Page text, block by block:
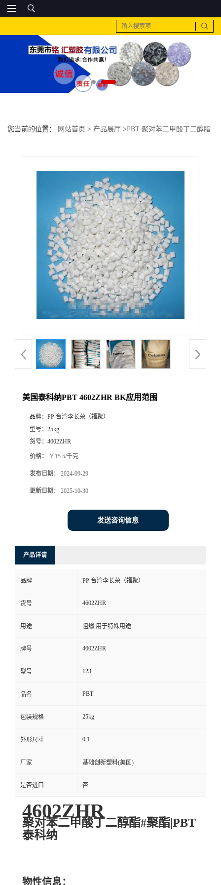
您当前的位置： 网站首页 > 产品展厅 >PBT 聚对苯二甲酸丁二醇脂
美国泰科纳PBT 4602ZHR BK应用范围
品牌： PP 台湾李长荣（福聚）
型号： 25kg
货号： 4602ZHR
价格： ￥15.5/千克
发布日期： 2024-09-29
更新日期： 2025-10-30
发送咨询信息
产品详请
品牌 PP 台湾李长荣（福聚）
货号 4602ZHR
用途 阻燃,用于特殊用途
牌号 4602ZHR
型号 123
品名 PBT
包装规格 25kg
外形尺寸 0.1
厂家 基础创新塑料(美国)
是否进口 否
4602ZHR
聚对苯二甲酸丁二醇酯#聚酯|PBT
泰科纳
物性信息：